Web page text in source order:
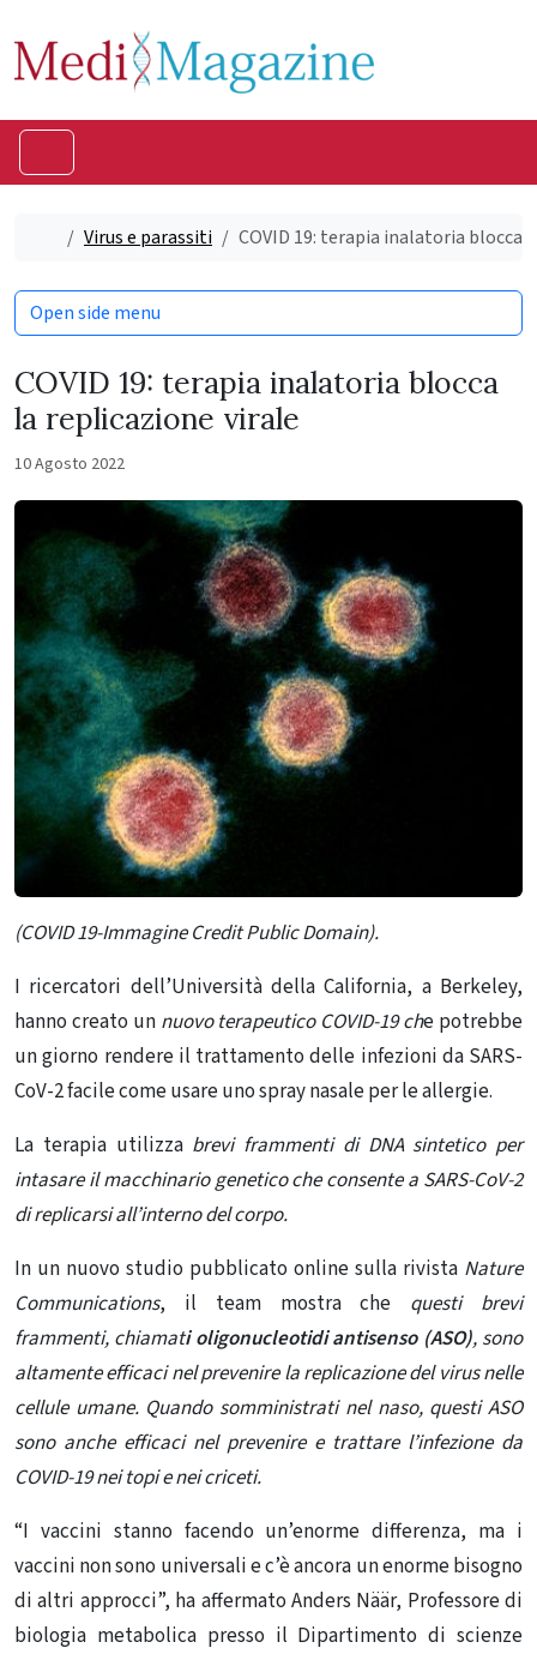
Home
Virus e parassiti COVID 19: terapia inalatoria blocca
COVID 19: terapia inalatoria blocca
la replicazione virale
10 Agosto 2022
(COVID 19-Immagine Credit Public Domain).
I ricercatori dell’Università della California, a Berkeley,
hanno creato unnuovo terapeutico COVID-19 che potrebbe
un giorno rendere il trattamento delle infezioni da SARS-
CoV-2 facile come usare uno spray nasale per le allergie.
La terapia utilizza brevi frammenti di DNA sintetico per
intasare il macchinario genetico che consente a SARS-CoV-2
di replicarsi all’interno del corpo.
In un nuovo studio pubblicato online sulla rivista Nature
Communications, il team mostra che questi brevi
frammenti, chiamati oligonucleotidi antisenso (ASO), sono
altamente efficaci nel prevenire la replicazione del virus nelle
cellule umane. Quando somministrati nel naso, questi ASO
sono anche efficaci nel prevenire e trattare l’infezione da
COVID-19 nei topi e nei criceti.
“I vaccini stanno facendo un’enorme differenza, ma i
vaccini non sono universali e c’è ancora un enorme bisogno
di altri approcci”, ha affermato Anders Näär, Professore di
biologia metabolica presso il Dipartimento di scienze
Open side menu